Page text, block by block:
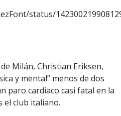
status/
Milán, Christian Eriksen,
y mental” menos de dos
paro cardiaco casi fatal en la
el club italiano.